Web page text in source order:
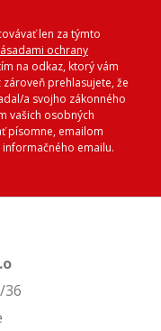
len za týmto
ochrany
na odkaz, ktorý vám
prehlasujete, že
a svojho zákonného
vašich osobných
písomne, emailom
emailu.
36